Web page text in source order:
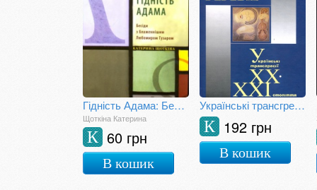
Гідність Адама: Бесіди з Блаженнішим Любомиром Гузаром
Щоткіна Катерина
60 грн
К
В кошик
Українські трансгресії ХХ - ХХІ століття
192 грн
К
В кошик